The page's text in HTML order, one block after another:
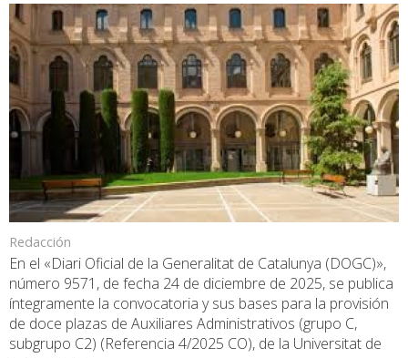
Redacción
En el «Diari Oficial de la Generalitat de Catalunya (DOGC)»,
número 9571, de fecha 24 de diciembre de 2025, se publica
íntegramente la convocatoria y sus bases para la provisión
de doce plazas de Auxiliares Administrativos (grupo C,
subgrupo C2) (Referencia 4/2025 CO), de la Universitat de